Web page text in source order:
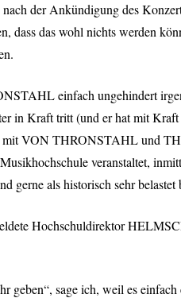
der Ankündigung des
dass das wohl nichts werden
einfach ungehindert
in Kraft tritt (und er hat mit Kraft
mitVONTHRONSTAHLund
veranstaltet,
gerne als historisch sehr belastet
Hochschuldirektor
geben“, sage ich, weil es